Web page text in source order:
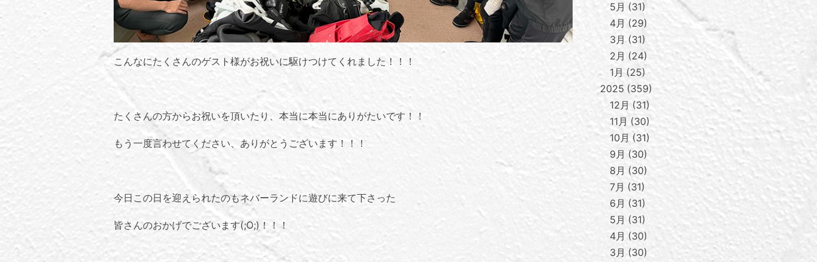
こんなにたくさんのゲスト様がお祝いに駆けつけてくれました！！！
たくさんの方からお祝いを頂いたり、本当に本当にありがたいです！！
もう一度言わせてください、ありがとうございます！！！
今日この日を迎えられたのもネバーランドに遊びに来て下さった
皆さんのおかげでございます(;O;)！！！
5月
31
4月
29
3月 31
2月
24
1月
25
2025 359
12月
31
11月
30
10月
31
9月
30
8月
30
7月
31
6月
31
5月
31
4月
30
3月
30